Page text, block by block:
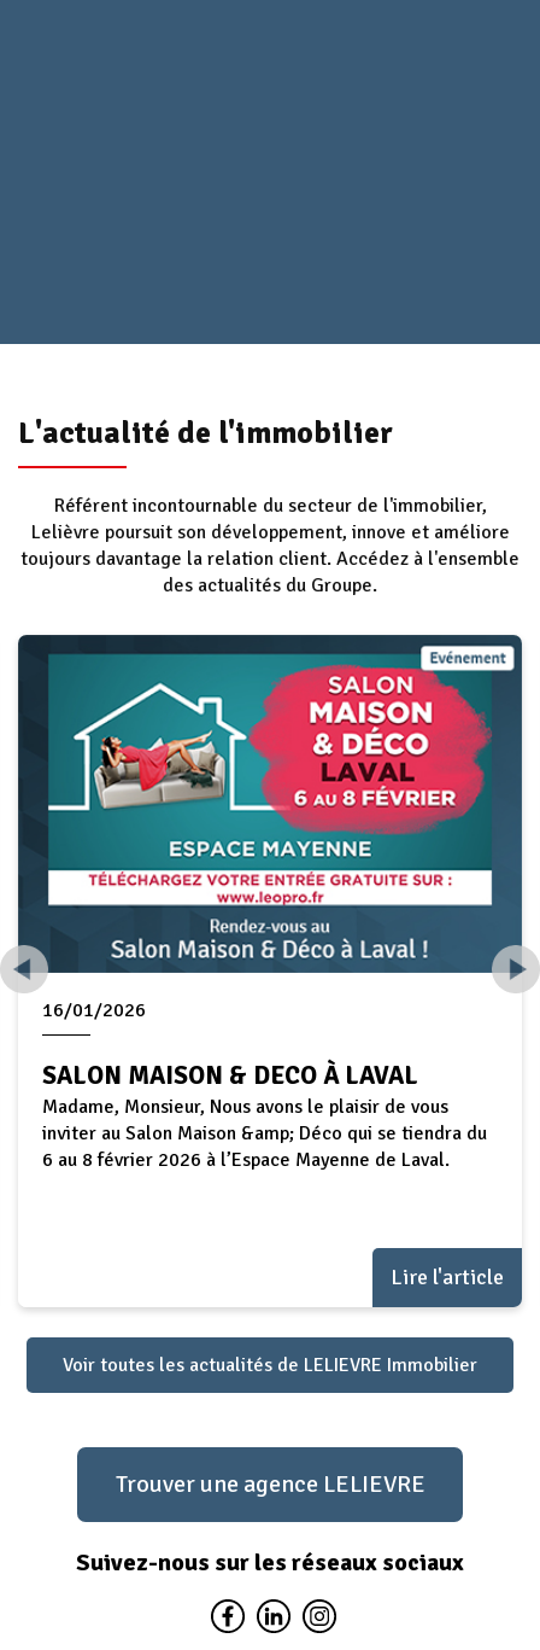
L'actualité de l'immobilier
Référent incontournable du secteur de l'immobilier,
Lelièvre poursuit son développement, innove et améliore
toujours davantage la relation client. Accédez à l'ensemble
des actualités du Groupe.
16/01/2026
SALON MAISON & DECO À LAVAL
Madame, Monsieur, Nous avons le plaisir de vous
inviter au Salon Maison &amp; Déco qui se tiendra du
6 au 8 février 2026 à l’Espace Mayenne de Laval.
Lire l'article
Voir toutes les actualités de LELIEVRE Immobilier
Trouver une agence LELIEVRE
Suivez-nous sur les réseaux sociaux